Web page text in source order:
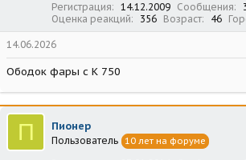
Регистрация 14.12.2009 Сообщения
Оценка реакций
356 Возраст 46
14.06.2026
Ободок фары с К 750
П Пионер
Пользователь 10 лет на форуме